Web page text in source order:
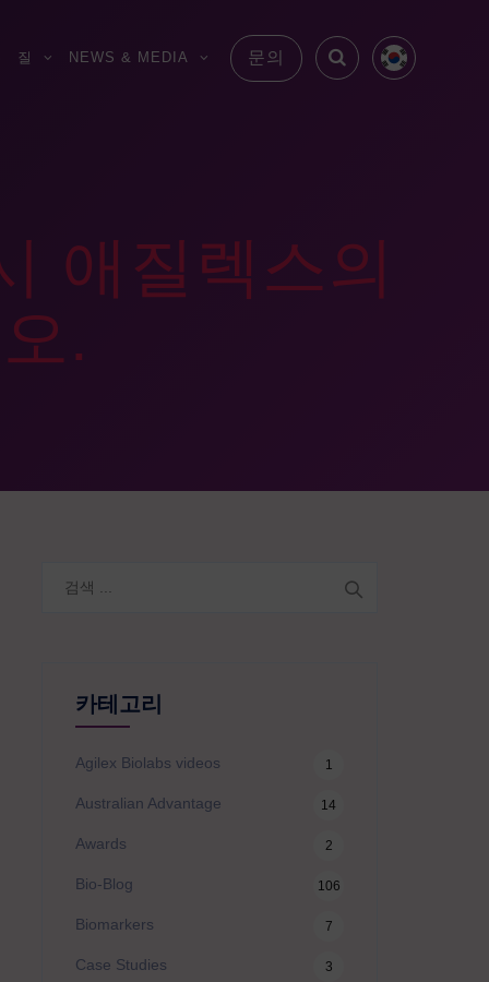
문의
질 NEWS & MEDIA
애질렉스의
.
카테고리
Agilex Biolabs videos 1
Australian Advantage 14
Awards 2
Bio-Blog 106
Biomarkers 7
Case Studies 3